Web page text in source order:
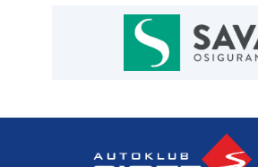
01 6502 230